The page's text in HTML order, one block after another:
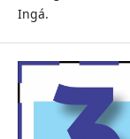
Ingá.